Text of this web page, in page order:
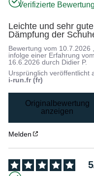
Verifizierte
Leichte und sehr gute
Dämpfung der
Bewertung vom 10.7.2026
infolge einer Erfahrung
16.6.2026 durch Didier P.
Ursprünglich veröffentlicht
i-run.fr (fr)
Originalbewertung
anzeigen
Melden
5